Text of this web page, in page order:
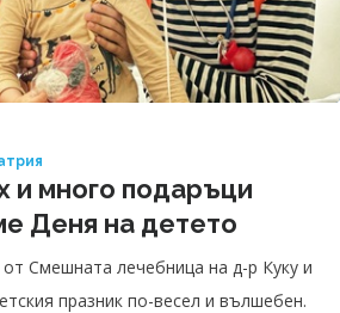
и много подаръци
Деня на детето
Смешната лечебница на д-р Куку и
празник по-весел и вълшебен.